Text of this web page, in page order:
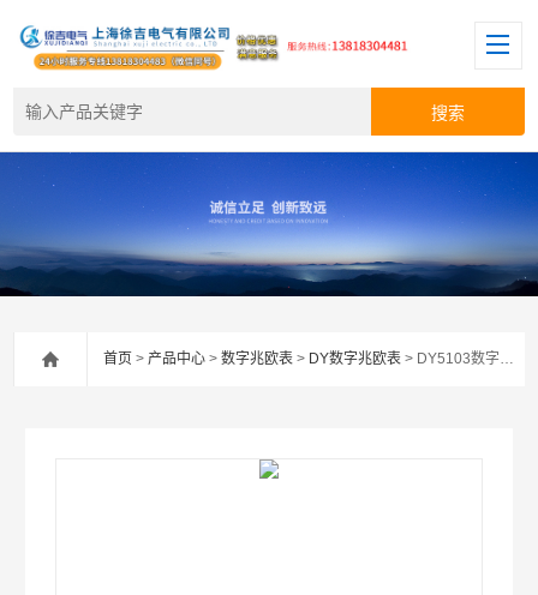
首页 >产品中心 >数字兆欧表 > DY数字兆欧表 > DY5103数字式绝缘电阻多功能测试仪